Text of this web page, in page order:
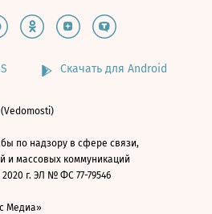
Скачать для Android
по надзору в сфере связи,
и массовых коммуникаций
г. ЭЛ № ФС 77-79546
Медиа»